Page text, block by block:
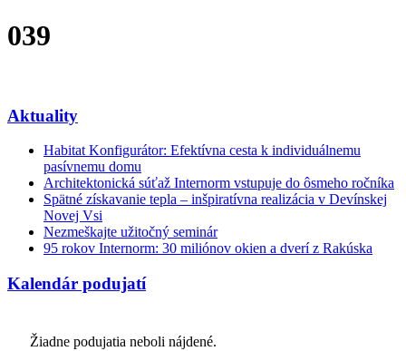
039
Aktuality
Habitat Konfigurátor: Efektívna cesta k individuálnemu
pasívnemu domu
Architektonická súťaž Internorm vstupuje do ôsmeho ročníka
Spätné získavanie tepla – inšpiratívna realizácia v Devínskej
Novej Vsi
Nezmeškajte užitočný seminár
95 rokov Internorm: 30 miliónov okien a dverí z Rakúska
Kalendár podujatí
Žiadne podujatia neboli nájdené.